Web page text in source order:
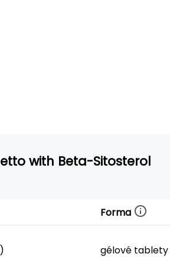
with Beta-Sitosterol
Forma
gélové tablety